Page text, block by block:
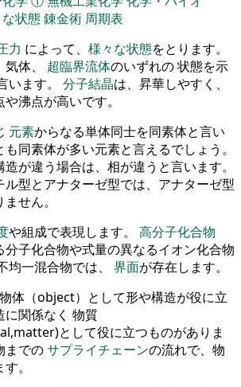
状態錬金術 周期表
力 によって、 様々な状態をとります。
体、 超臨界流体のいずれの 状態を示
います。 分子結晶は、昇華しやすく、
沸点が高いです。
元素からなる単体同士を同素体と言い
同素体が多い元素と言えるでしょう。
が違う場合は、相が違うと言います。
型とアナターゼ型では、アナターゼ型
せん。
や組成で表現します。 高分子化合物
分子化合物や式量の異なるイオン化合物
均一混合物では、 界面が存在します。
体（object）として形や構造が役に立
に関係なく 物質
として役に立つものがありま
までのサプライチェーンの流れで、物
。